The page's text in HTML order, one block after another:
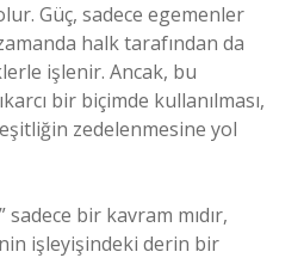
Güç, sadece egemenler
halk tarafından da
işlenir. Ancak, bu
bir biçimde kullanılması,
zedelenmesine yol
bir kavram mıdır,
işleyişindeki derin bir